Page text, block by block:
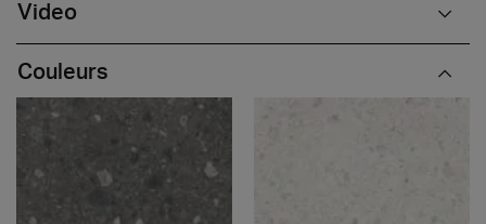
Video
Couleurs